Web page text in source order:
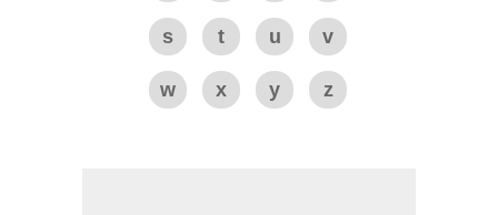
s t u v
w x y z